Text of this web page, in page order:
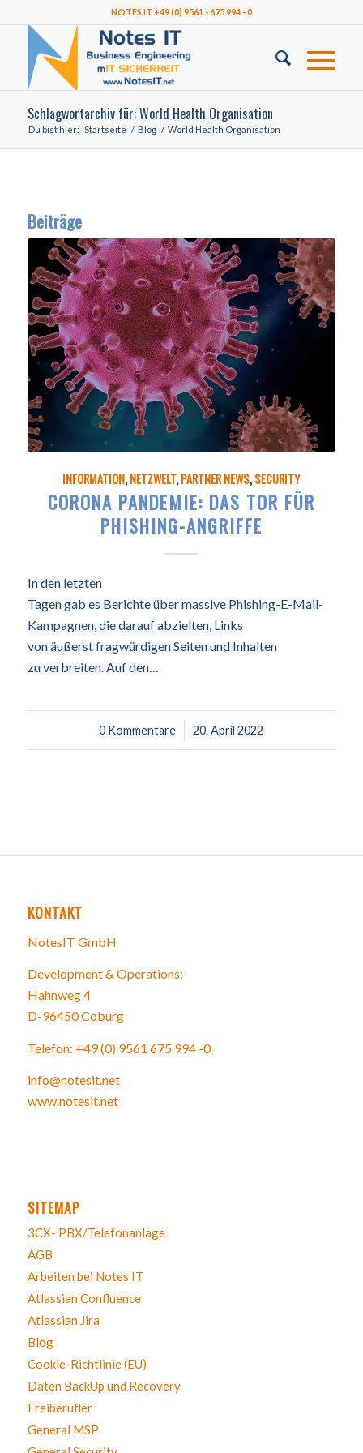
NOTES IT +49 (0) 9561 - 675 994 - 0
Schlagwortarchiv für: World Health Organisation
Du bist hier: Startseite / Blog / World Health Organisation
Beiträge
INFORMATION,NETZWELT,PARTNER NEWS,SECURITY
CORONA PANDEMIE: DAS TOR FÜR
PHISHING-ANGRIFFE
In den letzten
Tagen gab es Berichte über massive Phishing-E-Mail-
Kampagnen, die darauf abzielten, Links
von äußerst fragwürdigen Seiten und Inhalten
zu verbreiten. Auf den…
0 Kommentare
/ 20. April 2022
KONTAKT
NotesIT GmbH
Development & Operations:
Hahnweg 4
D-96450 Coburg
Telefon: +49 (0) 9561 675 994 -0
info@notesit.net
www.notesit.net
SITEMAP
3CX- PBX/Telefonanlage
AGB
Arbeiten bei Notes IT
Atlassian Confluence
Atlassian Jira
Blog
Cookie-Richtlinie (EU)
Daten BackUp und Recovery
Freiberufler
General MSP